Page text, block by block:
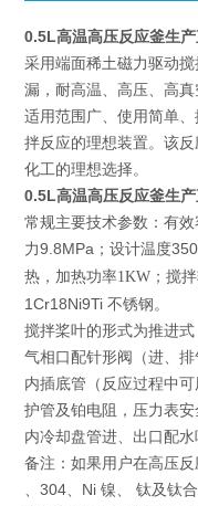
0.5L高温高压反应釜生
采用端面稀土磁力驱动
漏，耐高温、高压、高
适用范围广、使用简单
拌反应的理想装置。该
化工的理想选择。
0.5L高温高压反应釜生
常规主要技术参数：有
力9.8MPa；设计温度350
热，加热功率1KW；搅拌
1Cr18Ni9Ti 不锈钢。
搅拌桨叶的形式为推进
气相口配针形阀（进、
内插底管（反应过程中
护管及铂电阻，压力表
内冷却盘管进、出口配水
备注：如果用户在高压
、304、Ni 镍、 钛及钛